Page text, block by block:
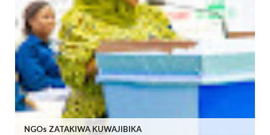
NGOs ZATAKIWA KUWAJIBIKA